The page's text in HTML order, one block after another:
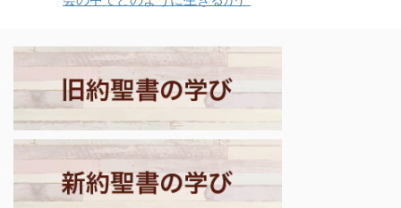
の目の前で変わり、服は
どんなさらし職人の腕も
及ばぬほど白くなった。
エリヤがモ－セと共に現
れ ...
元60年の大地震により消
かったと言われており、
手紙が書かれたのはフィ
レモンの手紙から数年
持ち始め、アロンに「見
える神」を造ってほしい
と要望する。 －出エジプ
ト記32:1「モーセが山か
らなかなか下りて来ない
のを見て、民がアロンの
もとに集まって来て『さ
あ、我々に先立って進む